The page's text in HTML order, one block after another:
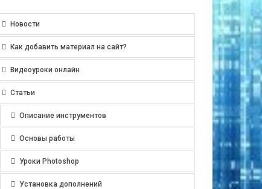
Новости
Как добавить материал на сайт?
Видеоуроки онлайн
Статьи
Описание инструментов
Основы работы
Уроки Photoshop
Установка дополнений